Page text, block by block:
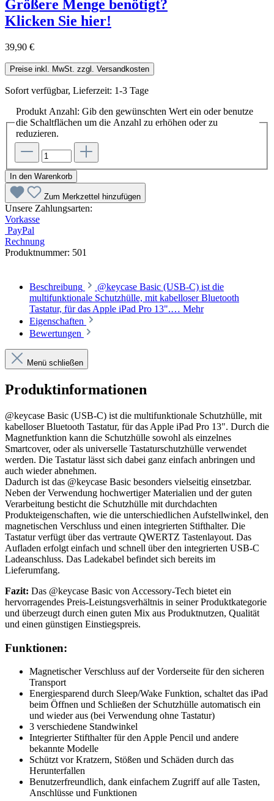
Größere Menge benötigt?
Klicken Sie hier!
39,90 €
Preise inkl. MwSt. zzgl. Versandkosten
Sofort verfügbar, Lieferzeit: 1-3 Tage
Produkt Anzahl: Gib den gewünschten Wert ein oder benutze
die Schaltflächen um die Anzahl zu erhöhen oder zu
reduzieren.
In den Warenkorb
Zum Merkzettel hinzufügen
Unsere Zahlungsarten:
Vorkasse
PayPal
Rechnung
Produktnummer: 501
Beschreibung
@keycase Basic (USB-C) ist die
multifunktionale Schutzhülle, mit kabelloser Bluetooth
Tastatur, für das Apple iPad Pro 13".… Mehr
Eigenschaften
Bewertungen
Menü schließen
Produktinformationen
@keycase Basic (USB-C) ist die multifunktionale Schutzhülle, mit
kabelloser Bluetooth Tastatur, für das Apple iPad Pro 13". Durch die
Magnetfunktion kann die Schutzhülle sowohl als einzelnes
Smartcover, oder als universelle Tastaturschutzhülle verwendet
werden. Die Tastatur lässt sich dabei ganz einfach anbringen und
auch wieder abnehmen.
Dadurch ist das @keycase Basic besonders vielseitig einsetzbar.
Neben der Verwendung hochwertiger Materialien und der guten
Verarbeitung besticht die Schutzhülle mit durchdachten
Produkteigenschaften, wie die unterschiedlichen Aufstellwinkel, den
magnetischen Verschluss und einen integrierten Stifthalter. Die
Tastatur verfügt über das vertraute QWERTZ Tastenlayout. Das
Aufladen erfolgt einfach und schnell über den integrierten USB-C
Ladeanschluss. Das Ladekabel befindet sich bereits im
Lieferumfang.
Fazit: Das @keycase Basic von Accessory-Tech bietet ein
hervorragendes Preis-Leistungsverhältnis in seiner Produktkategorie
und überzeugt durch einen guten Mix aus Produktnutzen, Qualität
und einen günstigen Einstiegspreis.
Funktionen:
Magnetischer Verschluss auf der Vorderseite für den sicheren
Transport
Energiesparend durch Sleep/Wake Funktion, schaltet das iPad
beim Öffnen und Schließen der Schutzhülle automatisch ein
und wieder aus (bei Verwendung ohne Tastatur)
3 verschiedene Standwinkel
Integrierter Stifthalter für den Apple Pencil und andere
bekannte Modelle
Schützt vor Kratzern, Stößen und Schäden durch das
Herunterfallen
Benutzerfreundlich, dank einfachem Zugriff auf alle Tasten,
Anschlüsse und Funktionen